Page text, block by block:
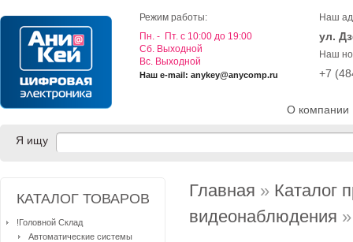
О компании
Режим работы:
Пн. - Пт. с 10:00 до 19:00
Cб. Выходной
Вс. Выходной
Наш e-mail: anykey@anycomp.ru
Наш
ул.
Наш
+7
Я ищу
Главная » Каталог
видеонаблюдения
КАТАЛОГ ТОВАРОВ
!Головной Склад
Автоматические системы